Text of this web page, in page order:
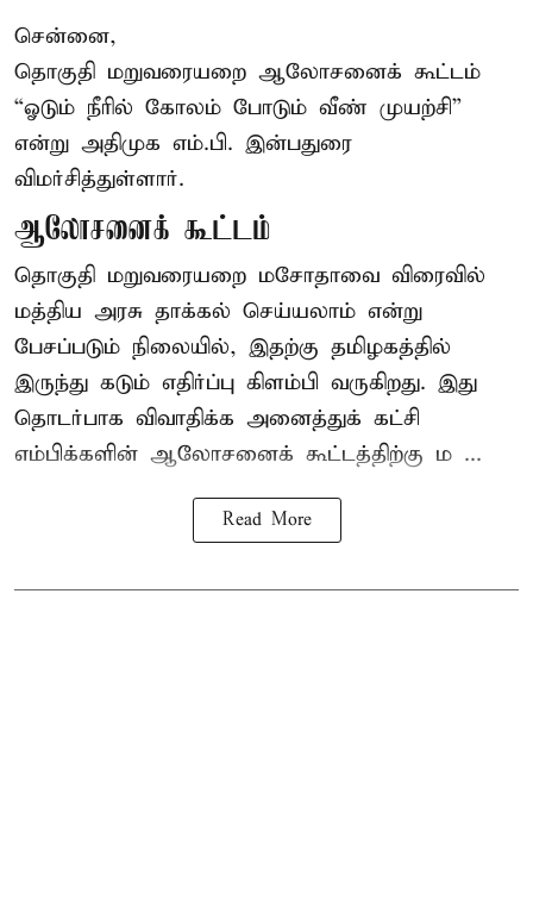
சென்னை,
தொகுதி மறுவரையறை ஆலோசனைக் கூட்டம்
“ஓடும் நீரில் கோலம் போடும் வீண் முயற்சி”
என்று அதிமுக எம்.பி. இன்பதுரை
விமர்சித்துள்ளார்.
ஆலோசனைக் கூட்டம்
தொகுதி மறுவரையறை மசோதாவை விரைவில்
மத்திய அரசு தாக்கல் செய்யலாம் என்று
பேசப்படும் நிலையில், இதற்கு தமிழகத்தில்
இருந்து கடும் எதிர்ப்பு கிளம்பி வருகிறது. இது
தொடர்பாக விவாதிக்க அனைத்துக் கட்சி
எம்பிக்களின் ஆலோசனைக் கூட்டத்திற்கு ம ...
Read More